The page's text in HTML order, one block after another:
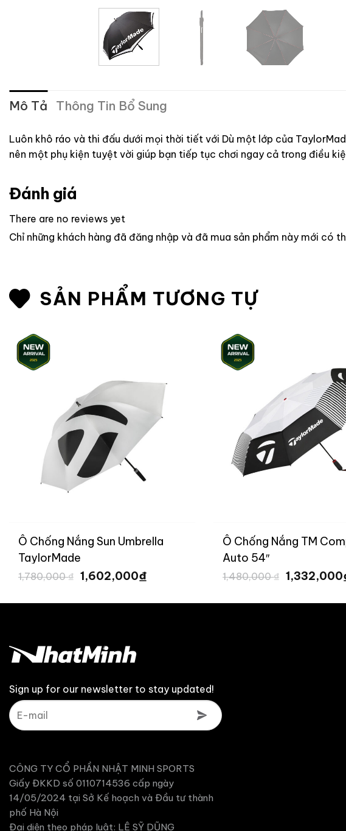
Mô Tả Thông Tin Bổ Sung
Luôn khô ráo và thi đấu dưới mọi thời tiết với Dù một lớp của
nên một phụ kiện tuyệt vời giúp bạn tiếp tục chơi ngay cả trong điều
Đánh giá
There are no reviews yet
Chỉ những khách hàng đã đăng nhập và đã mua sản phẩm này mới có
SẢN PHẨM TƯƠNG TỰ
Ô Chống Nắng Sun Umbrella
TaylorMade
1,780,000₫ Giá
gốc
1,780,000 ₫.
1,602,000₫
là:
Ô Chống Nắng TM
Auto 54″
1,480,000₫ Giá
gốc
1,480,000
1,332,000
Sign up for our newsletter to stay updated!
CÔNG TY CỔ PHẦN NHẬT MINH SPORTS
Giấy ĐKKD số 0110714536 cấp ngày
14/05/2024 tại Sở Kế hoạch và Đầu tư thành
phố Hà Nội
Đại diện theo pháp luật: LÊ SỸ DŨNG